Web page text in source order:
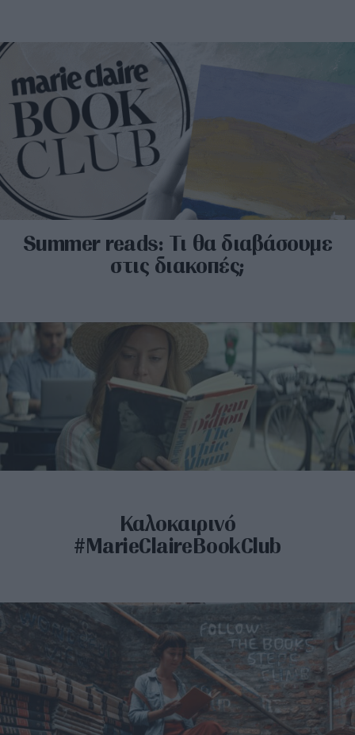
Summer reads: Τι θα διαβάσουμε
στις διακοπές;
Καλοκαιρινό
#MarieClaireBookClub